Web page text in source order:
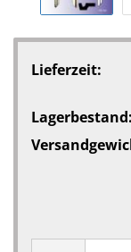
Lieferzeit:
Lagerbestand: